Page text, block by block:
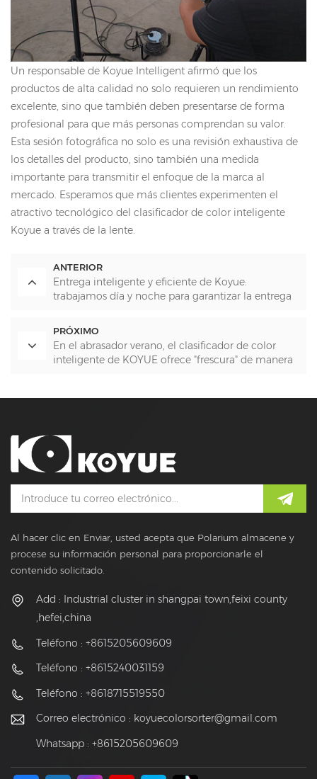
Un responsable de Koyue Intelligent afirmó que los
productos de alta calidad no solo requieren un rendimiento
excelente, sino que también deben presentarse de forma
profesional para que más personas comprendan su valor.
Esta sesión fotográfica no solo es una revisión exhaustiva de
los detalles del producto, sino también una medida
importante para transmitir el enfoque de la marca al
mercado. Esperamos que más clientes experimenten el
atractivo tecnológico del clasificador de color inteligente
Koyue a través de la lente.
ANTERIOR
Entrega inteligente y eficiente de Koyue:
trabajamos día y noche para garantizar la entrega
PRÓXIMO
En el abrasador verano, el clasificador de color
inteligente de KOYUE ofrece "frescura" de manera
Al hacer clic en Enviar, usted acepta que Polarium almacene y
procese su información personal para proporcionarle el
contenido solicitado.
Add : Industrial cluster in shangpai town,feixi county
,hefei,china
Teléfono : +8615205609609
Teléfono : +8615240031159
Teléfono : +8618715519550
Correo electrónico : koyuecolorsorter@gmail.com
Whatsapp : +8615205609609